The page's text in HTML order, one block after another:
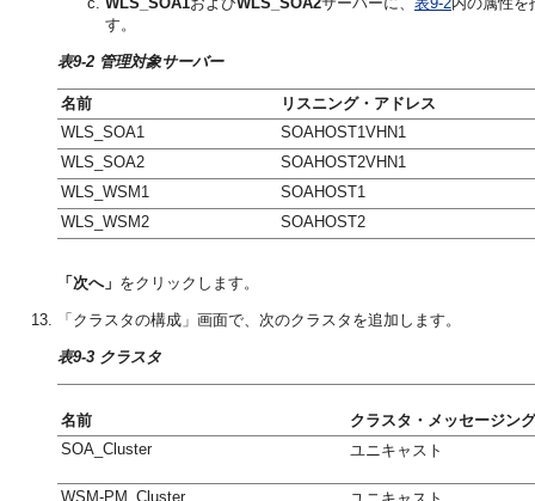
す。
表9-2 管理対象サーバー
名前
リスニング・アドレス
WLS_SOA1
SOAHOST1VHN1
WLS_SOA2
SOAHOST2VHN1
WLS_WSM1
SOAHOST1
WLS_WSM2
SOAHOST2
「次へ」 をクリックします。
「クラスタの構成」画面で、次のクラスタを追加します。
表9-3 クラスタ
名前
クラスタ・メッセージン
SOA_Cluster
ユニキャスト
WSM-PM_Cluster